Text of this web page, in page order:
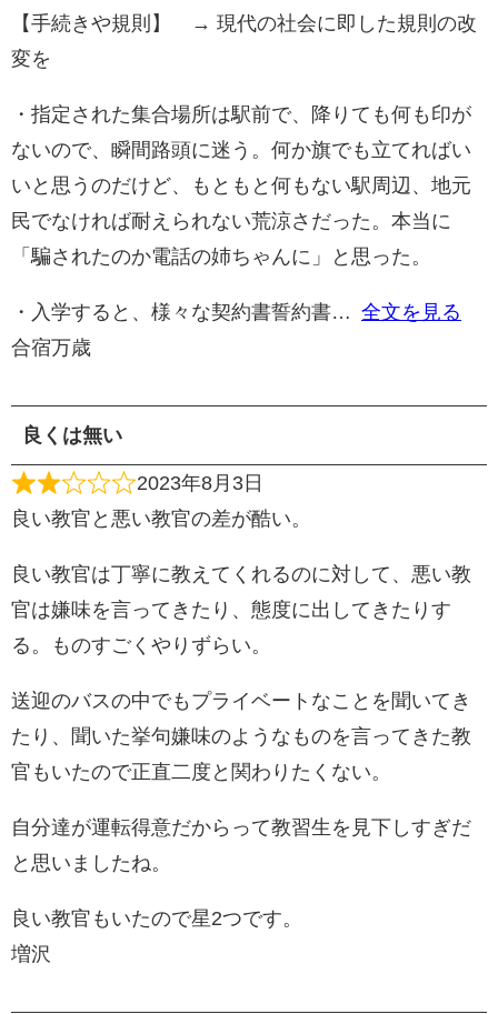
【手続きや規則】 → 現代の社会に即した規則の改
変を
・指定された集合場所は駅前で、降りても何も印が
ないので、瞬間路頭に迷う。何か旗でも立てればい
いと思うのだけど、もともと何もない駅周辺、地元
民でなければ耐えられない荒涼さだった。本当に
「騙されたのか電話の姉ちゃんに」と思った。
・入学すると、様々な契約書誓約書
全文を見る
合宿万歳
良くは無い
2023年8月3日
良い教官と悪い教官の差が酷い。
良い教官は丁寧に教えてくれるのに対して、悪い教
官は嫌味を言ってきたり、態度に出してきたりす
る。ものすごくやりずらい。
送迎のバスの中でもプライベートなことを聞いてき
たり、聞いた挙句嫌味のようなものを言ってきた教
官もいたので正直二度と関わりたくない。
自分達が運転得意だからって教習生を見下しすぎだ
と思いましたね。
良い教官もいたので星2つです。
増沢